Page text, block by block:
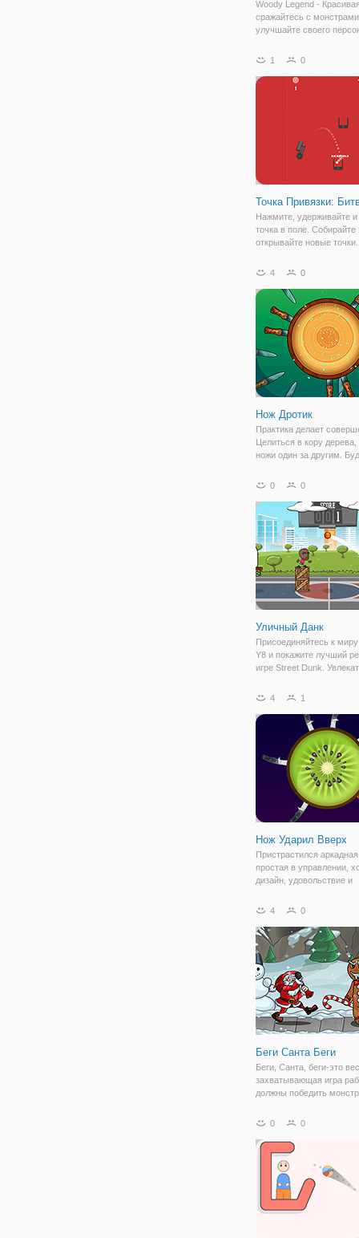
Woody Legend -
сражайтесь с
улучшайте своего
нужно уничтожить всех
на следующий уровень.
1 0
Точка Привязки:
Нажмите, удерживайте и
точка в поле. Собирайте
открывайте новые
устройстве. Играть
игрой.
4 0
Нож Дротик
Практика делает
Целиться в кору дерева,
ножи один за другим.
ножи в пустые места.
Используйте монеты,
разблокировать
0 0
Уличный Данк
Присоединяйтесь к
Y8 и покажите лучший
игре Street Dunk.
можете стрелять в
тренировка. Играйте в
4 1
Нож Ударил Вверх
Пристрастился аркадная
простая в управлении,
дизайн, удовольствие и
Докажите, что вы
4 0
Беги Санта Беги
Беги, Санта, беги-это
захватывающая игра
должны победить
подарков, как вы
торбой. Нажмите
бросить бомбу и
0 0